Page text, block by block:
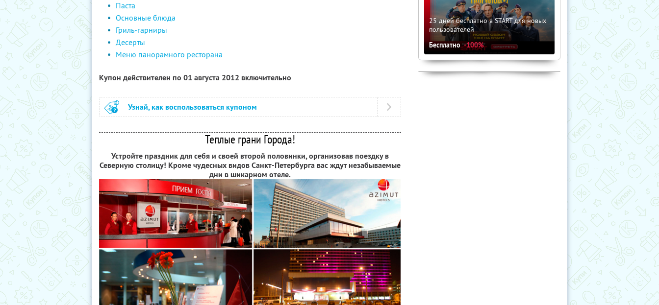
Паста
Основные блюда
Гриль-гарниры
Десерты
Меню панорамного ресторана
Купон действителен по 01 августа 2012 включительно
Узнай, как воспользоваться купоном
Теплые грани Города!
Устройте праздник для себя и своей второй половинки, организовав поездку в
Северную столицу! Кроме чудесных видов Санкт-Петербурга вас ждут незабываемые
дни в шикарном отеле.
25 дней бесплатно в START для новых
пользователей
Бесплатно -100%